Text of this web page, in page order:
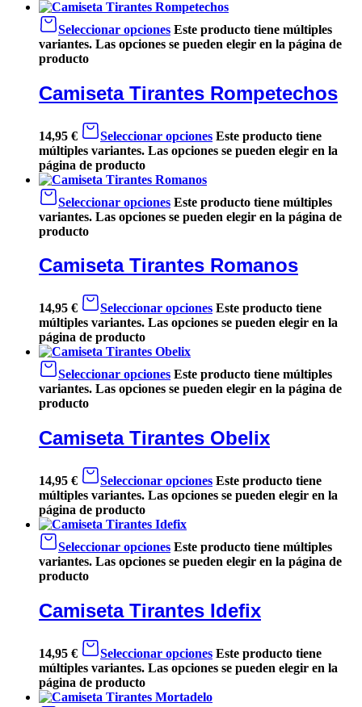
Seleccionar opciones Este producto tiene múltiples
variantes. Las opciones se pueden elegir en la página de
producto
Camiseta Tirantes Rompetechos
14,95 € Seleccionar opciones Este producto tiene
múltiples variantes. Las opciones se pueden elegir en la
página de producto
Seleccionar opciones Este producto tiene múltiples
variantes. Las opciones se pueden elegir en la página de
producto
Camiseta Tirantes Romanos
14,95 € Seleccionar opciones Este producto tiene
múltiples variantes. Las opciones se pueden elegir en la
página de producto
Seleccionar opciones Este producto tiene múltiples
variantes. Las opciones se pueden elegir en la página de
producto
Camiseta Tirantes Obelix
14,95 € Seleccionar opciones Este producto tiene
múltiples variantes. Las opciones se pueden elegir en la
página de producto
Seleccionar opciones Este producto tiene múltiples
variantes. Las opciones se pueden elegir en la página de
producto
Camiseta Tirantes Idefix
14,95 € Seleccionar opciones Este producto tiene
múltiples variantes. Las opciones se pueden elegir en la
página de producto